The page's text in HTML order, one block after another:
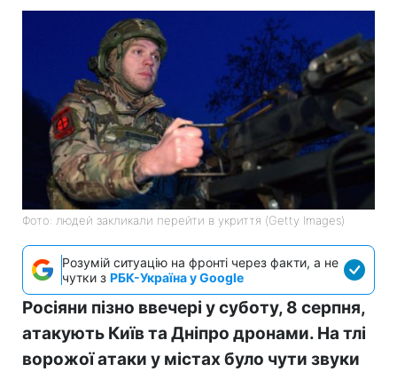
Фото: людей закликали перейти в укриття (Getty Images)
Розумій ситуацію на фронті через факти, а не
чутки з РБК-Україна у Google
Росіяни пізно ввечері у суботу, 8 серпня,
атакують Київ та Дніпро дронами. На тлі
ворожої атаки у містах було чути звуки